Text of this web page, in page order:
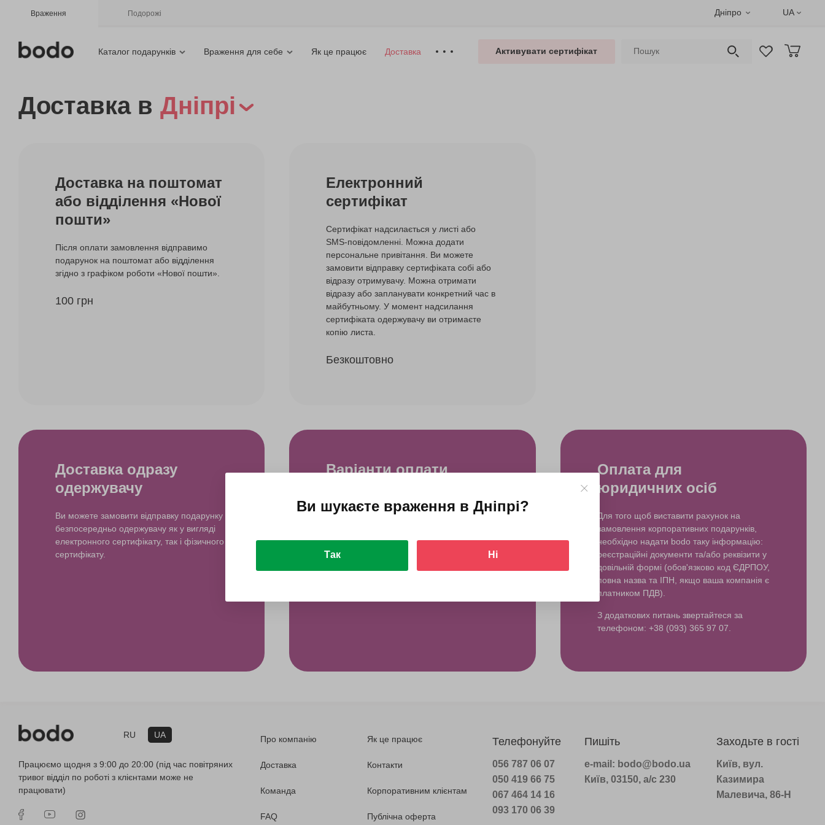
Враження Подорожі Дніпро UA
Каталог подарунків Враження для себе Як це працює Доставка Активувати сертифікат
Доставка в Дніпрі
Доставка на поштомат
або відділення «Нової
пошти»
Після оплати замовлення відправимо
подарунок на поштомат або відділення
згідно з графіком роботи «Нової пошти».
100 грн
Електронний
сертифікат
Сертифікат надсилається у листі або
SMS-повідомленні. Можна додати
персональне привітання. Ви можете
замовити відправку сертифіката собі або
відразу отримувачу. Можна отримати
відразу або запланувати конкретний час в
майбутньому. У момент надсилання
сертифіката одержувачу ви отримаєте
копію листа.
Безкоштовно
Доставка одразу
одержувачу
Ви можете замовити відправку подарунку
безпосередньо одержувачу як у вигляді
електронного сертифікату, так і фізичного
сертифікату.
Варіанти оплати
Оплата для
юридичних осіб
Для того щоб виставити рахунок на
замовлення корпоративних подарунків,
необхідно надати bodo таку інформацію:
реєстраційні документи та/або реквізити у
довільній формі (обов'язково код ЄДРПОУ,
повна назва та ІПН, якщо ваша компанія є
платником ПДВ).
З додаткових питань звертайтеся за
телефоном: +38 (093) 365 97 07.
RU UA
Працюємо щодня з 9:00 до 20:00 (під час повітряних
тривог відділ по роботі з клієнтами може не
працювати)
Про компанію Як це працює
Доставка Контакти
Команда Корпоративним клієнтам
FAQ Публічна оферта
Телефонуйте
056 787 06 07
050 419 66 75
067 464 14 16
093 170 06 39
Пишіть
e-mail: bodo@bodo.ua
Київ, 03150, а/с 230
Заходьте в гості
Київ, вул.
Казимира
Малевича, 86-Н
Ви шукаєте враження в Дніпрі?
Так Ні